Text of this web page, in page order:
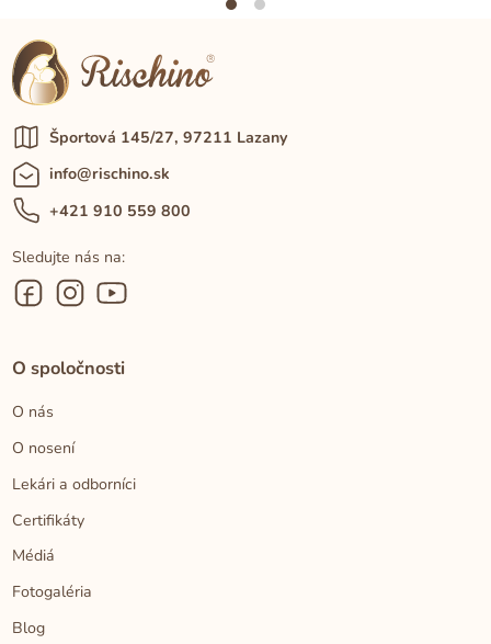
Športová 145/27, 97211 Lazany
info@rischino.sk
+421 910 559 800
Sledujte nás na:
O spoločnosti
O nás
O nosení
Lekári a odborníci
Certifikáty
Médiá
Fotogaléria
Blog